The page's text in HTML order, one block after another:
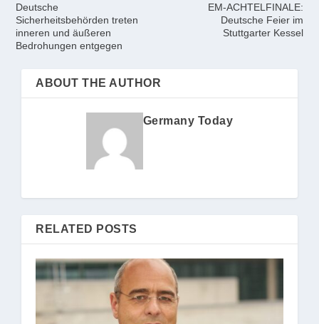
Deutsche
Sicherheitsbehörden treten
inneren und äußeren
Bedrohungen entgegen
EM-ACHTELFINALE:
Deutsche Feier im
Stuttgarter Kessel
ABOUT THE AUTHOR
Germany Today
RELATED POSTS